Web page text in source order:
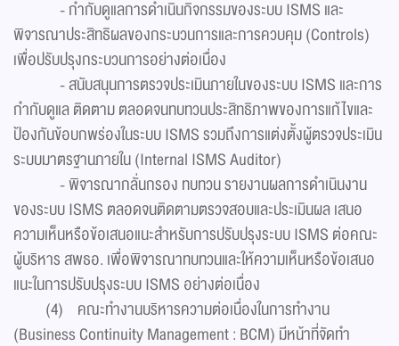
- กำกับดูแลการดำเนินกิจกรรมของระบบ ISMS และ
พิจารณาประสิทธิผลของกระบวนการและการควบคุม (Controls)
เพื่อปรับปรุงกระบวนการอย่างต่อเนื่อง
- สนับสนุนการตรวจประเมินภายในของระบบ ISMS และการ
กำกับดูแล ติดตาม ตลอดจนทบทวนประสิทธิภาพของการแก้ไขและ
ป้องกันข้อบกพร่องในระบบ ISMS รวมถึงการแต่งตั้งผู้ตรวจประเมิน
ระบบมาตรฐานภายใน (Internal ISMS Auditor)
- พิจารณากลั่นกรอง ทบทวน รายงานผลการดำเนินงาน
ของระบบ ISMS ตลอดจนติดตามตรวจสอบและประเมินผล เสนอ
ความเห็นหรือข้อเสนอแนะสำหรับการปรับปรุงระบบ ISMS ต่อคณะ
ผู้บริหาร สพธอ. เพื่อพิจารณาทบทวนและให้ความเห็นหรือข้อเสนอ
แนะในการปรับปรุงระบบ ISMS อย่างต่อเนื่อง
(4) คณะทำงานบริหารความต่อเนื่องในการทำงาน
(Business Continuity Management : BCM) มีหน้าที่จัดทำ